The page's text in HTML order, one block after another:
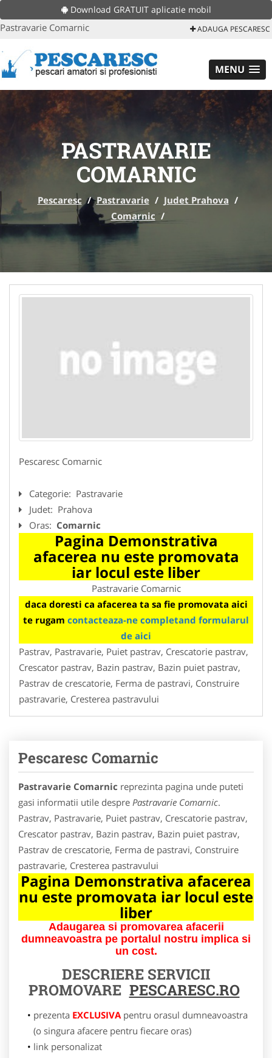
Download GRATUIT aplicatie mobil
Pastravarie Comarnic ADAUGA PESCARESC
MENU
PASTRAVARIE
COMARNIC
Pescaresc / Pastravarie / Judet Prahova /
Comarnic /
Pescaresc Comarnic
Categorie: Pastravarie
Judet: Prahova
Oras: Comarnic
Pagina Demonstrativa
afacerea nu este promovata
iar locul este liber
Pastravarie Comarnic
daca doresti ca afacerea ta sa fie promovata aici
te rugam contacteaza-ne completand formularul
de aici
Pastrav, Pastravarie, Puiet pastrav, Crescatorie pastrav,
Crescator pastrav, Bazin pastrav, Bazin puiet pastrav,
Pastrav de crescatorie, Ferma de pastravi, Construire
pastravarie, Cresterea pastravului
Pescaresc Comarnic
Pastravarie Comarnic reprezinta pagina unde puteti
gasi informatii utile despre Pastravarie Comarnic.
Pastrav, Pastravarie, Puiet pastrav, Crescatorie pastrav,
Crescator pastrav, Bazin pastrav, Bazin puiet pastrav,
Pastrav de crescatorie, Ferma de pastravi, Construire
pastravarie, Cresterea pastravului
Pagina Demonstrativa afacerea
nu este promovata iar locul este
liber
Adaugarea si promovarea afacerii
dumneavoastra pe portalul nostru implica si
un cost.
DESCRIERE SERVICII
PROMOVARE PESCARESC.RO
prezenta EXCLUSIVApentru orasul dumneavoastra
(o singura afacere pentru fiecare oras)
link personalizat